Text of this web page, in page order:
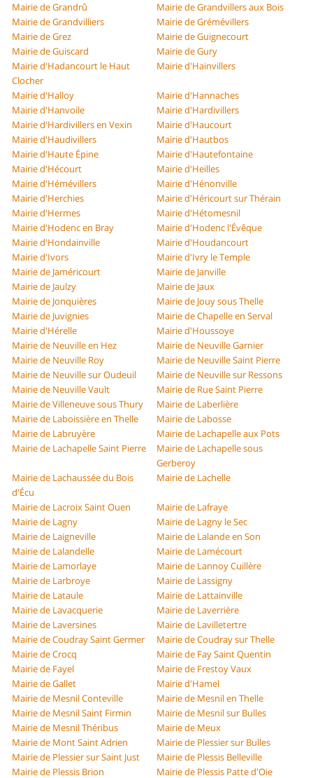
Mairie de Grandrû
Mairie de Grandvillers aux Bois
Mairie de Grandvilliers
Mairie de Grémévillers
Mairie de Grez
Mairie de Guignecourt
Mairie de Guiscard
Mairie de Gury
Mairie d'Hadancourt le Haut
Clocher
Mairie d'Hainvillers
Mairie d'Halloy
Mairie d'Hannaches
Mairie d'Hanvoile
Mairie d'Hardivillers
Mairie d'Hardivillers en Vexin
Mairie d'Haucourt
Mairie d'Haudivillers
Mairie d'Hautbos
Mairie d'Haute Épine
Mairie d'Hautefontaine
Mairie d'Hécourt
Mairie d'Heilles
Mairie d'Hémévillers
Mairie d'Hénonville
Mairie d'Herchies
Mairie d'Héricourt sur Thérain
Mairie d'Hermes
Mairie d'Hétomesnil
Mairie d'Hodenc en Bray
Mairie d'Hodenc l'Évêque
Mairie d'Hondainville
Mairie d'Houdancourt
Mairie d'Ivors
Mairie d'Ivry le Temple
Mairie de Jaméricourt
Mairie de Janville
Mairie de Jaulzy
Mairie de Jaux
Mairie de Jonquières
Mairie de Jouy sous Thelle
Mairie de Juvignies
Mairie de Chapelle en Serval
Mairie d'Hérelle
Mairie d'Houssoye
Mairie de Neuville en Hez
Mairie de Neuville Garnier
Mairie de Neuville Roy
Mairie de Neuville Saint Pierre
Mairie de Neuville sur Oudeuil
Mairie de Neuville sur Ressons
Mairie de Neuville Vault
Mairie de Rue Saint Pierre
Mairie de Villeneuve sous Thury
Mairie de Laberlière
Mairie de Laboissière en Thelle
Mairie de Labosse
Mairie de Labruyère
Mairie de Lachapelle aux Pots
Mairie de Lachapelle Saint Pierre
Mairie de Lachapelle sous
Gerberoy
Mairie de Lachaussée du Bois
d'Écu
Mairie de Lachelle
Mairie de Lacroix Saint Ouen
Mairie de Lafraye
Mairie de Lagny
Mairie de Lagny le Sec
Mairie de Laigneville
Mairie de Lalande en Son
Mairie de Lalandelle
Mairie de Lamécourt
Mairie de Lamorlaye
Mairie de Lannoy Cuillère
Mairie de Larbroye
Mairie de Lassigny
Mairie de Lataule
Mairie de Lattainville
Mairie de Lavacquerie
Mairie de Laverrière
Mairie de Laversines
Mairie de Lavilletertre
Mairie de Coudray Saint Germer
Mairie de Coudray sur Thelle
Mairie de Crocq
Mairie de Fay Saint Quentin
Mairie de Fayel
Mairie de Frestoy Vaux
Mairie de Gallet
Mairie d'Hamel
Mairie de Mesnil Conteville
Mairie de Mesnil en Thelle
Mairie de Mesnil Saint Firmin
Mairie de Mesnil sur Bulles
Mairie de Mesnil Théribus
Mairie de Meux
Mairie de Mont Saint Adrien
Mairie de Plessier sur Bulles
Mairie de Plessier sur Saint Just
Mairie de Plessis Belleville
Mairie de Plessis Brion
Mairie de Plessis Patte d'Oie